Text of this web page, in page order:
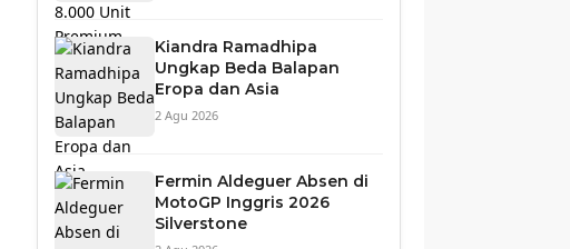
Kiandra Ramadhipa
Ungkap Beda Balapan
Eropa dan Asia
2 Agu 2026
Fermin Aldeguer Absen di
MotoGP Inggris 2026
Silverstone